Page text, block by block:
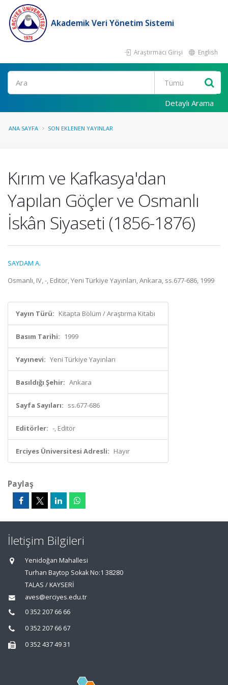
Akademik Veri Yönetim Sistemi
Araştırmacı Girişi English
Ara
Detaylı Arama
ANA SAYFA SON EKLENEN YAYINLAR
Kırım ve Kafkasya'dan
Yapılan Göçler ve Osmanlı
İskân Siyaseti (1856-1876)
SAYDAM A.
Osmanlı, IV, -, Editör, Yeni Türkiye Yayınları, Ankara, ss.677-686, 1999
Yayın Türü: Kitapta Bölüm / Araştırma Kitabı
Basım Tarihi: 1999
Yayınevi: Yeni Türkiye Yayınları
Basıldığı Şehir: Ankara
Sayfa Sayıları: ss.677-686
Editörler: -, Editör
Erciyes Üniversitesi Adresli: Hayır
Paylaş
İletişim Bilgileri
Yenidoğan Mahallesi
Turhan Baytop Sokak No:1 38280
TALAS / KAYSERİ
aves@erciyes.edu.tr
0 352 207 66 66
0 352 207 66 67
0 352 437 49 31